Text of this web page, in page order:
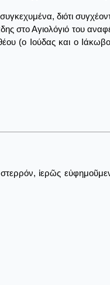
διότι
στο Αγιολόγιό του
(ο Ιούδας και ο
ἱερῶς